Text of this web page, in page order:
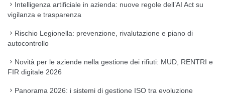
Intelligenza artificiale in azienda: nuove regole dell’AI Act su
vigilanza e trasparenza
Rischio Legionella: prevenzione, rivalutazione e piano di
autocontrollo
Novità per le aziende nella gestione dei rifiuti: MUD, RENTRI e
FIR digitale 2026
Panorama 2026: i sistemi di gestione ISO tra evoluzione